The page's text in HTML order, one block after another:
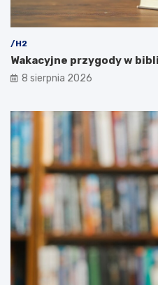
/H2
Wakacyjne przygody w
8 sierpnia 2026